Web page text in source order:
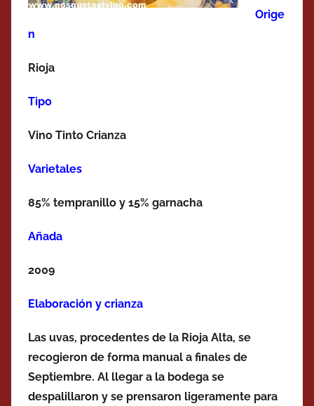
Orige
n
Rioja
Tipo
Vino Tinto Crianza
Varietales
85% tempranillo y 15% garnacha
Añada
2009
Elaboración y crianza
Las uvas, procedentes de la Rioja Alta, se
recogieron de forma manual a finales de
Septiembre. Al llegar a la bodega se
despalillaron y se prensaron ligeramente para